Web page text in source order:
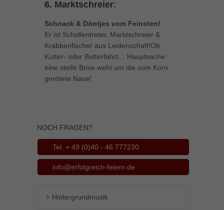
6. Marktschreier:
Schnack & Döntjes vom Feinsten!
Er ist Schollentreter, Marktschreier &
Krabbenfischer aus Leidenschaft!Ob
Kutter- oder Butterfahrt… Hauptsache
eine steife Brise weht um die vom Korn
gerötete Nase!
NOCH FRAGEN?
Tel. + 49 (0)40 - 46 777230
info@erfolgreich-feiern.de
Hintergrundmusik